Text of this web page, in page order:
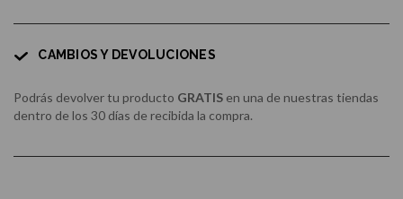
CAMBIOS Y DEVOLUCIONES
Podrás devolver tu producto GRATIS en una de nuestras tiendas
dentro de los 30 días de recibida la compra.